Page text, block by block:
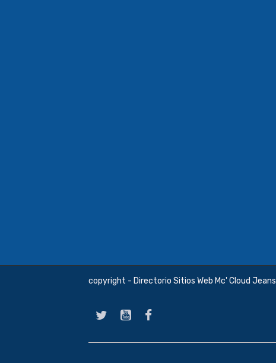
copyright - Directorio Sitios Web Mc' Cloud Jeans